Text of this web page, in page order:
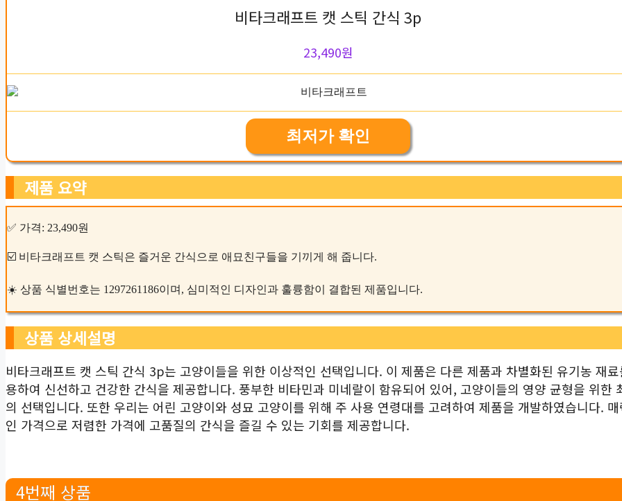
비타크래프트 캣 스틱 간식 3p
23,490원
최저가 확인
제품 요약
✅ 가격: 23,490원
☑️ 비타크래프트 캣 스틱은 즐거운 간식으로 애묘친구들을 기끼게 해 줍니다.
☀️ 상품 식별번호는 1297261186이며, 심미적인 디자인과 훌륭함이 결합된 제품입니다.
상품 상세설명
비타크래프트 캣 스틱 간식 3p는 고양이들을 위한 이상적인 선택입니다. 이 제품은 다른 제품과 차별화된 유기농 재
용하여 신선하고 건강한 간식을 제공합니다. 풍부한 비타민과 미네랄이 함유되어 있어, 고양이들의 영양 균형을 위한
의 선택입니다. 또한 우리는 어린 고양이와 성묘 고양이를 위해 주 사용 연령대를 고려하여 제품을 개발하였습니다. 매
인 가격으로 저렴한 가격에 고품질의 간식을 즐길 수 있는 기회를 제공합니다.
4번째 상품